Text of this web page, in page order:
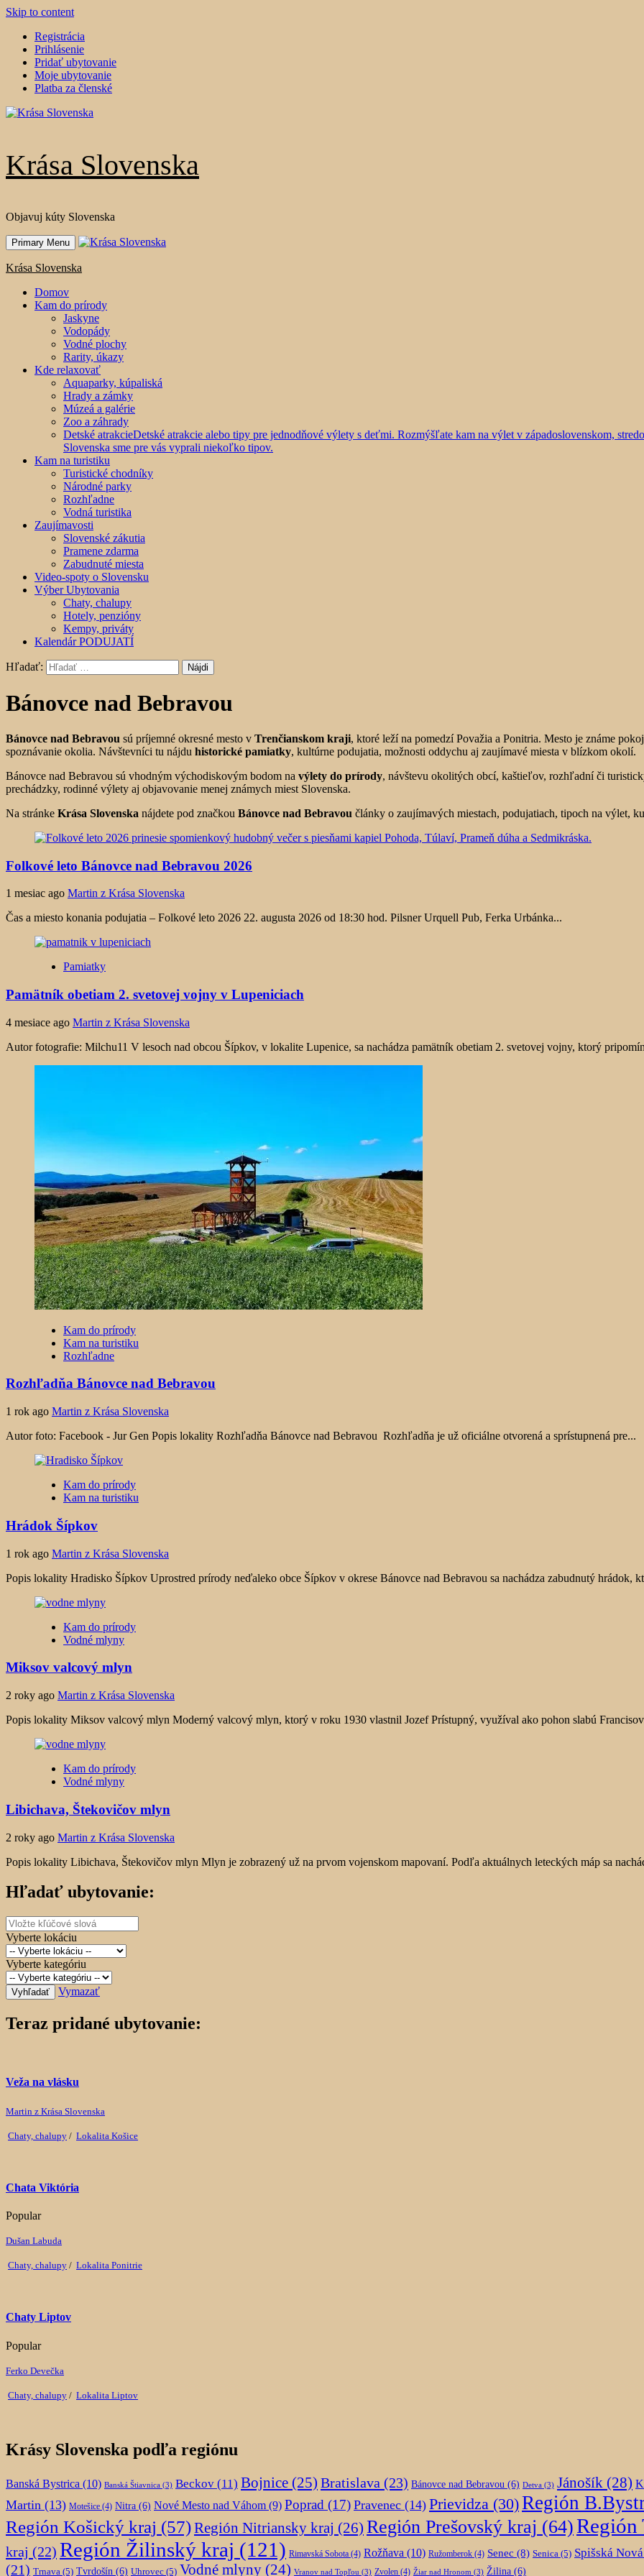
Skip to content
Registrácia
Prihlásenie
Pridať ubytovanie
Moje ubytovanie
Platba za členské
Krása Slovenska
Objavuj kúty Slovenska
Primary Menu
Krása Slovenska
Domov
Kam do prírody
Jaskyne
Vodopády
Vodné plochy
Rarity, úkazy
Kde relaxovať
Aquaparky, kúpaliská
Hrady a zámky
Múzeá a galérie
Zoo a záhrady
Detské atrakcieDetské atrakcie alebo tipy pre jednodňové výlety s deťmi. Rozmýšľate kam na výlet v západoslovenskom,
Slovenska sme pre vás vyprali niekoľko tipov.
Kam na turistiku
Turistické chodníky
Národné parky
Rozhľadne
Vodná turistika
Zaujímavosti
Slovenské zákutia
Pramene zdarma
Zabudnuté miesta
Video-spoty o Slovensku
Výber Ubytovania
Chaty, chalupy
Hotely, penzióny
Kempy, priváty
Kalendár PODUJATÍ
Hľadať:
Bánovce nad Bebravou
Bánovce nad Bebravou sú príjemné okresné mesto v Trenčianskom kraji, ktoré leží na pomedzí Považia a Ponitria. Mesto je známe
spoznávanie okolia. Návštevníci tu nájdu historické pamiatky, kultúrne podujatia, možnosti oddychu aj zaujímavé miesta v blízkom okolí.
Bánovce nad Bebravou sú vhodným východiskovým bodom na výlety do prírody, návštevu okolitých obcí, kaštieľov, rozhľadní či
prechádzky, rodinné výlety aj objavovanie menej známych miest Slovenska.
Na stránke Krása Slovenska nájdete pod značkou Bánovce nad Bebravou články o zaujímavých miestach, podujatiach, tipoch na výlet,
Folkové leto Bánovce nad Bebravou 2026
1 mesiac ago Martin z Krása Slovenska
Čas a miesto konania podujatia – Folkové leto 2026 22. augusta 2026 od 18:30 hod. Pilsner Urquell Pub, Ferka Urbánka...
Pamiatky
Pamätník obetiam 2. svetovej vojny v Lupeniciach
4 mesiace ago Martin z Krása Slovenska
Autor fotografie: Milchu11 V lesoch nad obcou Šípkov, v lokalite Lupenice, sa nachádza pamätník obetiam 2. svetovej vojny, ktorý
Kam do prírody
Kam na turistiku
Rozhľadne
Rozhľadňa Bánovce nad Bebravou
1 rok ago Martin z Krása Slovenska
Autor foto: Facebook - Jur Gen Popis lokality Rozhľadňa Bánovce nad Bebravou Rozhľadňa je už oficiálne otvorená a sprístupnená pre...
Kam do prírody
Kam na turistiku
Hrádok Šípkov
1 rok ago Martin z Krása Slovenska
Popis lokality Hradisko Šípkov Uprostred prírody neďaleko obce Šípkov v okrese Bánovce nad Bebravou sa nachádza zabudnutý hrádok,
Kam do prírody
Vodné mlyny
Miksov valcový mlyn
2 roky ago Martin z Krása Slovenska
Popis lokality Miksov valcový mlyn Moderný valcový mlyn, ktorý v roku 1930 vlastnil Jozef Prístupný, využíval ako pohon slabú
Kam do prírody
Vodné mlyny
Libichava, Štekovičov mlyn
2 roky ago Martin z Krása Slovenska
Popis lokality Libichava, Štekovičov mlyn Mlyn je zobrazený už na prvom vojenskom mapovaní. Podľa aktuálnych leteckých máp sa
Hľadať ubytovanie:
Vyberte lokáciu
Vyberte kategóriu
Vyhľadať Vymazať
Teraz pridané ubytovanie:
Veža na vlásku
Martin z Krása Slovenska
Chaty, chalupy / Lokalita Košice
Chata Viktória
Popular
Dušan Labuda
Chaty, chalupy / Lokalita Ponitrie
Chaty Liptov
Popular
Ferko Devečka
Chaty, chalupy / Lokalita Liptov
Krásy Slovenska podľa regiónu
Banská Bystrica (10) Banská Štiavnica (3) Beckov (11) Bojnice (25) Bratislava (23) Bánovce nad Bebravou (6) Detva (3) Jánošík (28)
Martin (13) Motešice (4) Nitra (6) Nové Mesto nad Váhom (9) Poprad (17) Pravenec (14) Prievidza (30)Región
Región Košický kraj (57)Región Nitriansky kraj (26) Región Prešovský kraj (64)Región
kraj (22) Región Žilinský kraj (121) Rimavská Sobota (4) Rožňava (10) Ružomberok (4) Senec (8) Senica (5) Spišská
(21) Trnava (5) Tvrdošín (6) Uhrovec (5) Vodné mlyny (24) Vranov nad Topľou (3) Zvolen (4) Žiar nad Hronom (3) Žilina (6)